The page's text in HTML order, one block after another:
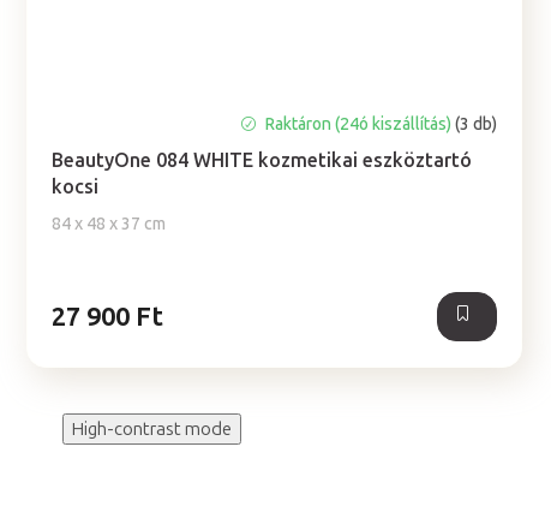
BeautyOne 084 WHITE kozmetikai eszköztartó
kocsi
84 x 48 x 37 cm
átlagos
értékelése
5-
Raktáron (24ó kiszállítás)(3 db)
27 900 Ft
High-contrast mode